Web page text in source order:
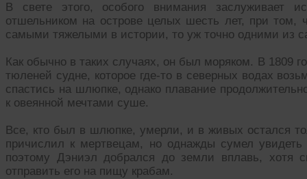
В свете этого, особого внимания заслуживает
отшельником на острове целых шесть лет, при
самыми тяжелыми в истории, то уж точно одними из
Как обычно в таких случаях, он был моряком. В 1809
тюленей судне, которое где-то в северных водах
спастись на шлюпке, однако плавание
к овеянной мечтами суше.
Все, кто был в шлюпке, умерли, и в живых остался
причислил к мертвецам, но однажды сумел
поэтому Дэниэл добрался до земли вплавь,
отправить его на пищу крабам.